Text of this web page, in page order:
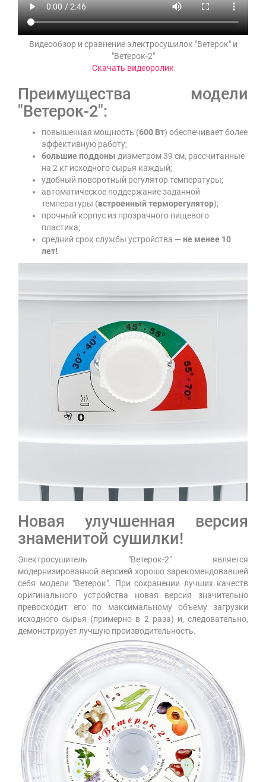
Видеообзор и сравнение электросушилок "Ветерок" и
"Ветерок-2"
Скачать видеоролик
Преимущества модели
"Ветерок-2":
повышенная мощность (600 Вт) обеспечивает более
эффективную работу;
большие поддоны диаметром 39 см, рассчитанные
на 2 кг исходного сырья каждый;
удобный поворотный регулятор температуры;
автоматическое поддержание заданной
температуры (встроенный терморегулятор);
прочный корпус из прозрачного пищевого
пластика;
средний срок службы устройства — не менее 10
лет!
Новая улучшенная версия
знаменитой сушилки!
Электросушитель "Ветерок-2" является
модернизированной версией хорошо зарекомендовавшей
себя модели "Ветерок". При сохранении лучших качеств
оригинального устройства новая версия значительно
превосходит его по максимальному объему загрузки
исходного сырья (примерно в 2 раза) и, следовательно,
демонстрирует лучшую производительность.